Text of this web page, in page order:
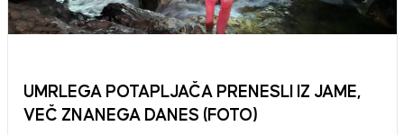
UMRLEGA POTAPLJAČA PRENESLI IZ JAME,
VEČ ZNANEGA DANES (FOTO)